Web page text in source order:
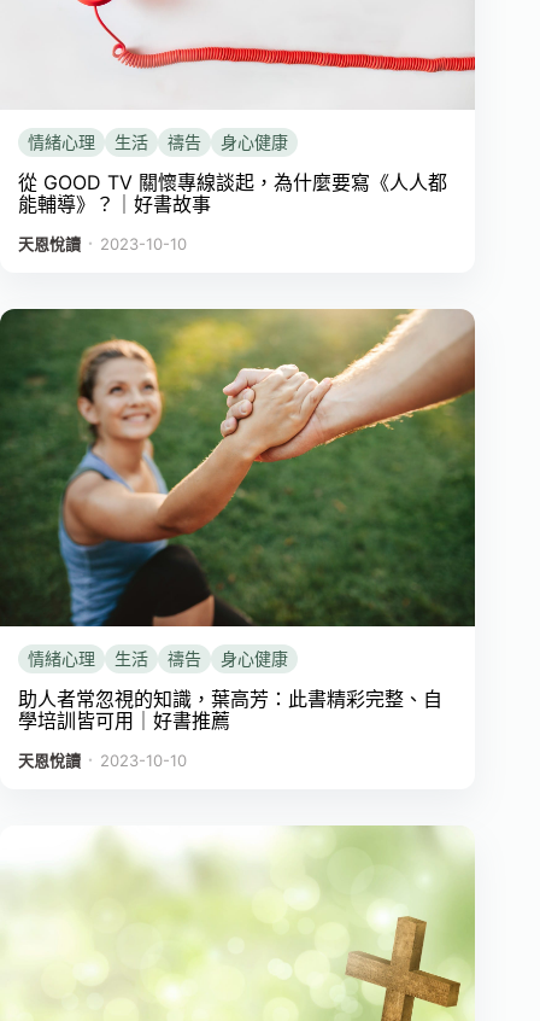
情緒心理 生活 禱告 身心健康
從 GOOD TV 關懷專線談起，為什麼要寫《人人都
能輔導》？｜好書故事
天恩悅讀 ． 2023-10-10
情緒心理 生活 禱告 身心健康
助人者常忽視的知識，葉高芳：此書精彩完整、自
學培訓皆可用｜好書推薦
天恩悅讀 ． 2023-10-10